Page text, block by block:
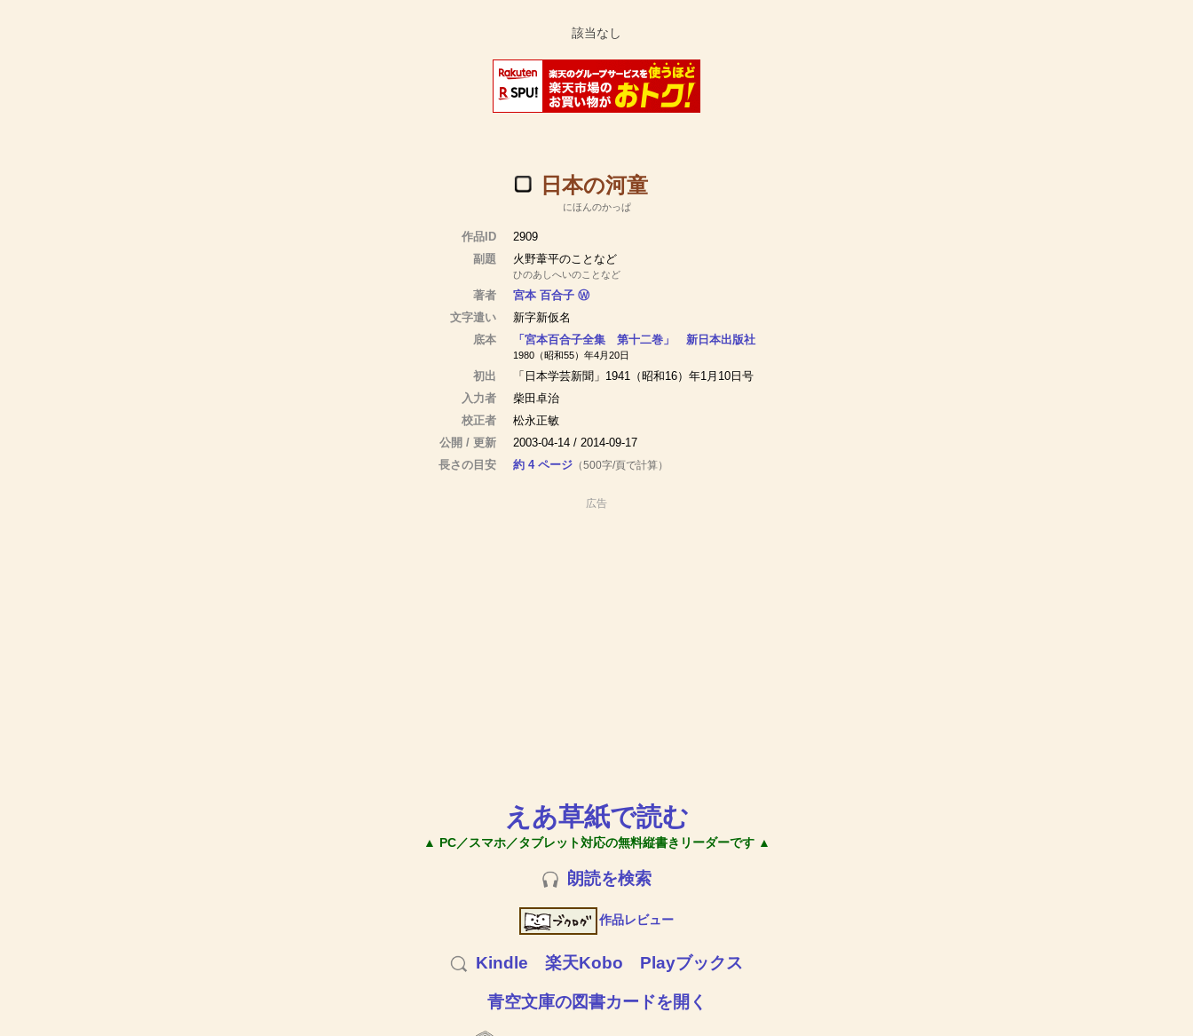
日本の河童
にほんのかっぱ
作品ID
2909
副題
火野葦平のことなど
ひのあしへいのことなど
著者 宮本 百合子 Ⓦ
文字遣い
新字新仮名
底本
「宮本百合子全集 第十二巻」 新日本出版社
1980（昭和55）年4月20日
初出
「日本学芸新聞」1941（昭和16）年1月10日号
入力者
柴田卓治
校正者
松永正敏
公開 / 更新
2003-04-14 / 2014-09-17
長さの目安
約 4 ページ（500字/頁で計算）
広告
えあ草紙で読む
▲ PC／スマホ／タブレット対応の無料縦書きリーダーです ▲
朗読を検索
作品レビュー
Kindle 楽天Kobo Playブックス
青空文庫の図書カードを開く